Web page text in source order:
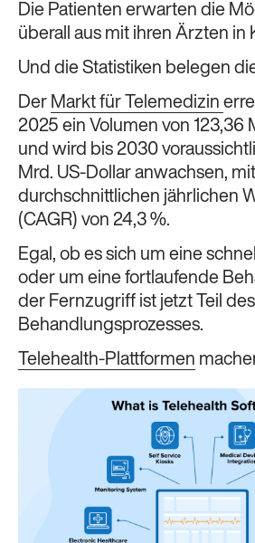
Die Patienten erwarten die
überall aus mit ihren Ärzten in
Und die Statistiken belegen
Der Markt für Telemedizin
2025 ein Volumen von 123,36
und wird bis 2030
Mrd. US-Dollar anwachsen,
durchschnittlichen jährlichen
(CAGR) von 24,3 %.
Egal, ob es sich um eine
oder um eine fortlaufende
der Fernzugriff ist jetzt Teil des
Behandlungsprozesses.
Telehealth-Plattformen